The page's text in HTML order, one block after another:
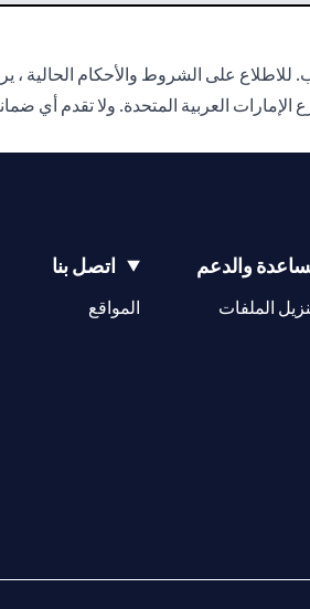
على الشروط والأحكام الحالية ،
العربية المتحدة. ولا تقدم أي
والدعم
الملفات
اتصل بنا
المواقع
(opens in a new tab)